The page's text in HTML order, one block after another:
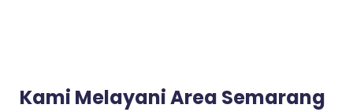
Kami Melayani Area Semarang